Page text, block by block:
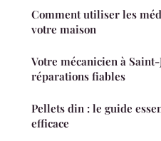
Comment utiliser les
votre maison
Votre mécanicien à
réparations fiables
Pellets din : le guide
efficace